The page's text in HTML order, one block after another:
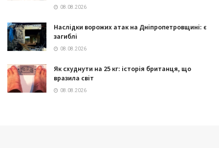
08.08.2026
Наслідки ворожих атак на Дніпропетровщині: є
загиблі
08.08.2026
Як схуднути на 25 кг: історія британця, що
вразила світ
08.08.2026